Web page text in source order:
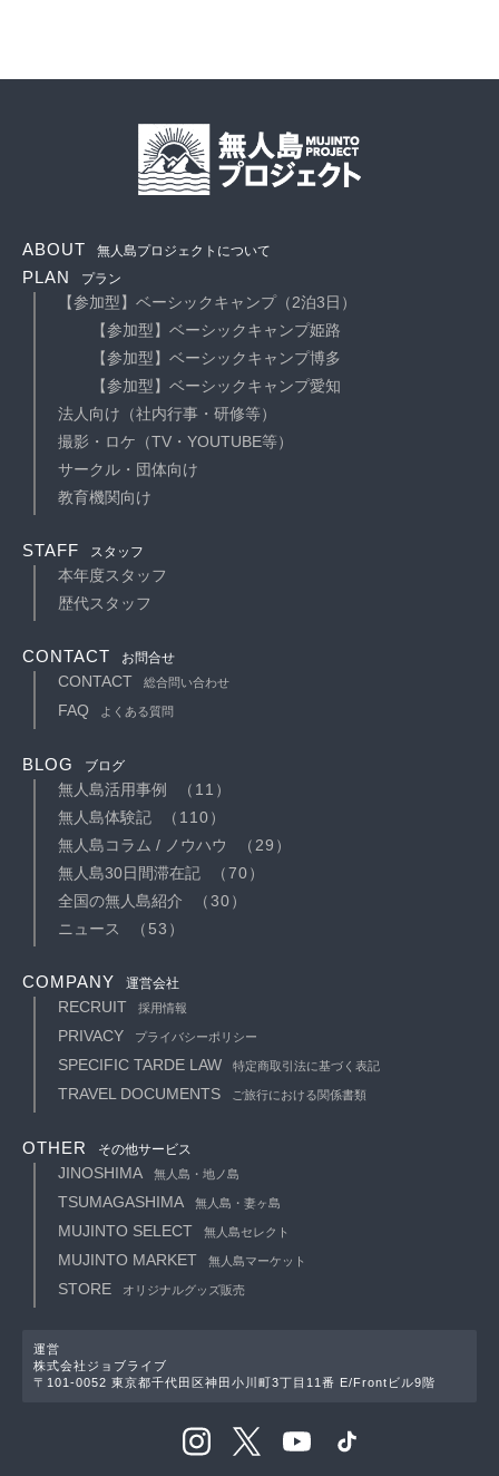
ABOUT 無人島プロジェクトについて
PLAN プラン
【参加型】ベーシックキャンプ（2泊3日）
【参加型】ベーシックキャンプ姫路
【参加型】ベーシックキャンプ博多
【参加型】ベーシックキャンプ愛知
法人向け（社内行事・研修等）
撮影・ロケ（TV・YOUTUBE等）
サークル・団体向け
教育機関向け
STAFF スタッフ
本年度スタッフ
歴代スタッフ
CONTACT お問合せ
CONTACT 総合問い合わせ
FAQ よくある質問
BLOG ブログ
無人島活用事例
（11）
無人島体験記
（110）
無人島コラム / ノウハウ
（29）
無人島30日間滞在記
（70）
全国の無人島紹介
（30）
ニュース
（53）
COMPANY 運営会社
RECRUIT 採用情報
PRIVACY プライバシーポリシー
SPECIFIC TARDE LAW 特定商取引法に基づく表記
TRAVEL DOCUMENTS ご旅行における関係書類
OTHER その他サービス
JINOSHIMA 無人島・地ノ島
TSUMAGASHIMA 無人島・妻ヶ島
MUJINTO SELECT 無人島セレクト
MUJINTO MARKET 無人島マーケット
STORE オリジナルグッズ販売
運営
株式会社ジョブライブ
〒101-0052 東京都千代田区神田小川町3丁目11番 E/Frontビル9階